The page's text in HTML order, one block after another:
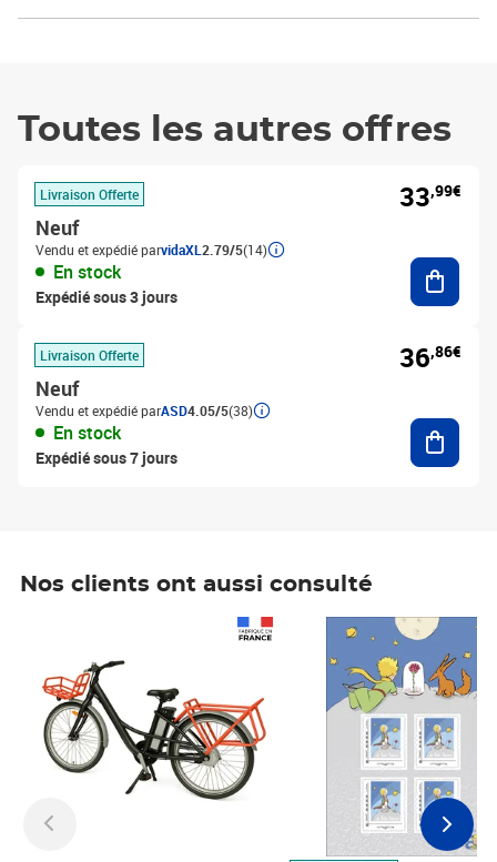
Toutes les autres offres
Livraison Offerte
Neuf
Vendu et expédié parvidaXL 2.79/5(14)
En stock
Expédié sous 3 jours
33,99€
Livraison Offerte
Neuf
Vendu et expédié parASD4.05/5(38)
En stock
Expédié sous 7 jours
36,86€
Nos clients ont aussi consulté
Prix 7,50€